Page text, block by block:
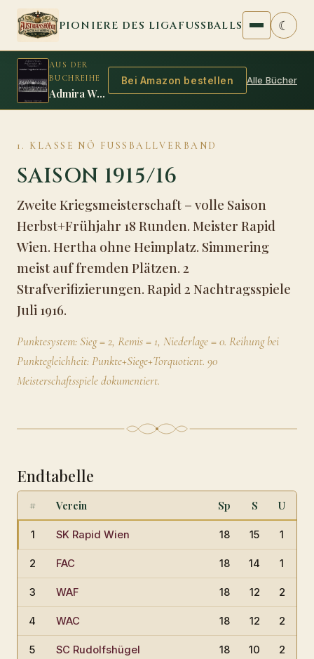
Zum Inhalt springen
PIONIERE DES LIGAFUSSBALLS ☾
AUS DER
BUCHREIHE
Admira Wien: Außenseiter auf Siegeskurs
Bei Amazon bestellen Alle Bücher
1. KLASSE NÖ FUSSBALLVERBAND
SAISON 1915/16
Zweite Kriegsmeisterschaft – volle Saison
Herbst+Frühjahr 18 Runden. Meister Rapid
Wien. Hertha ohne Heimplatz. Simmering
meist auf fremden Plätzen. 2
Strafverifizierungen. Rapid 2 Nachtragsspiele
Juli 1916.
Punktesystem: Sieg = 2, Remis = 1, Niederlage = 0. Reihung bei
Punktegleichheit: Punkte+Siege+Torquotient. 90
Meisterschaftsspiele dokumentiert.
Endtabelle
# Verein Sp S U
1 SK Rapid Wien 18 15 1
2 FAC 18 14 1
3 WAF 18 12 2
4 WAC 18 12 2
5 SC Rudolfshügel 18 10 2